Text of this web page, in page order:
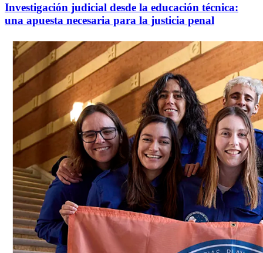
Investigación judicial desde la educación técnica:
una apuesta necesaria para la justicia penal